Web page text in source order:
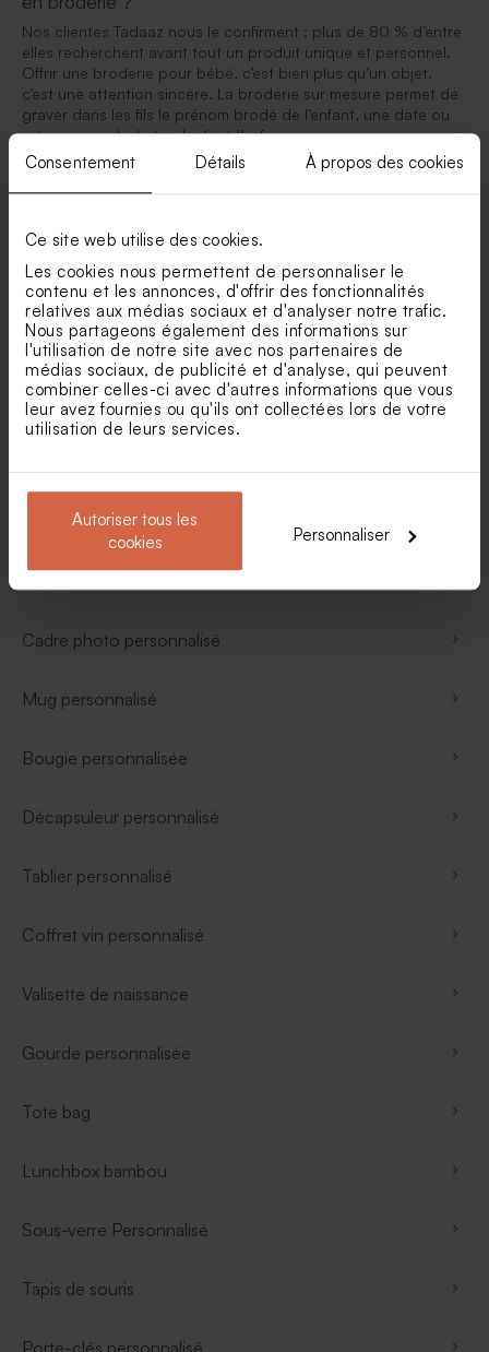
Consentement Détails À propos des cookies
Ce site web utilise des cookies.
Les cookies nous permettent de personnaliser le
contenu et les annonces, d'offrir des fonctionnalités
relatives aux médias sociaux et d'analyser notre trafic.
Nous partageons également des informations sur
l'utilisation de notre site avec nos partenaires de
médias sociaux, de publicité et d'analyse, qui peuvent
combiner celles-ci avec d'autres informations que vous
leur avez fournies ou qu'ils ont collectées lors de votre
utilisation de leurs services.
Autoriser tous les
cookies
Personnaliser
Nos clientes Tadaaz nous le confirment : plus de 80 % d’entre
elles recherchent avant tout un produit unique et personnel.
Offrir une broderie pour bébé, c’est bien plus qu’un objet,
c’est une attention sincère. La broderie sur mesure permet de
graver dans les fils le prénom brodé de l’enfant, une date ou
même un symbole tendre lié à l’enfance.
Ainsi, une broderie naissance devient une véritable capsule de
Avec Tadaaz, chaque création est pensée pour accompagner
votre bébé dans ses premiers instants. De la broderie pour
Vos catégories préférées
Boîte métallique
Cadre photo personnalisé
Mug personnalisé
Bougie personnalisée
Décapsuleur personnalisé
Tablier personnalisé
Coffret vin personnalisé
Valisette de naissance
Gourde personnalisée
Tote bag
Lunchbox bambou
Sous-verre Personnalisé
Tapis de souris
Porte-clés personnalisé